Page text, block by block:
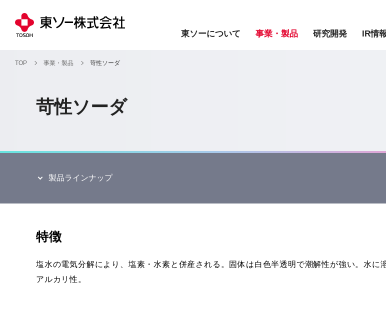
東ソーについて 事業・製品 研究開発 IR情
TOP 事業・製品 苛性ソーダ
苛性ソーダ
製品ラインナップ
特徴
塩水の電気分解により、塩素・水素と併産される。固体は白色半透明で潮解性が強い。水
アルカリ性。